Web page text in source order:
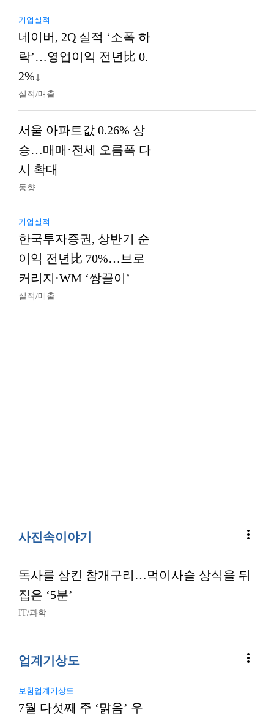
기업실적
네이버, 2Q 실적 ‘소폭 하
락’…영업이익 전년比 0.
2%↓
실적/매출
서울 아파트값 0.26% 상
승…매매·전세 오름폭 다
시 확대
동향
기업실적
한국투자증권, 상반기 순
이익 전년比 70%…브로
커리지·WM ‘쌍끌이’
실적/매출
사진속이야기 more_vert
독사를 삼킨 참개구리…먹이사슬 상식을 뒤
집은 ‘5분’
IT/과학
업계기상도 more_vert
보험업계기상도
7월 다섯째 주 ‘맑음’ 우